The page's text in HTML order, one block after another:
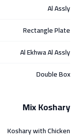
Al Assly
Rectangle Plate
Al Ekhwa Al Assly
Double Box
Mix Koshary
Koshary with Chicken